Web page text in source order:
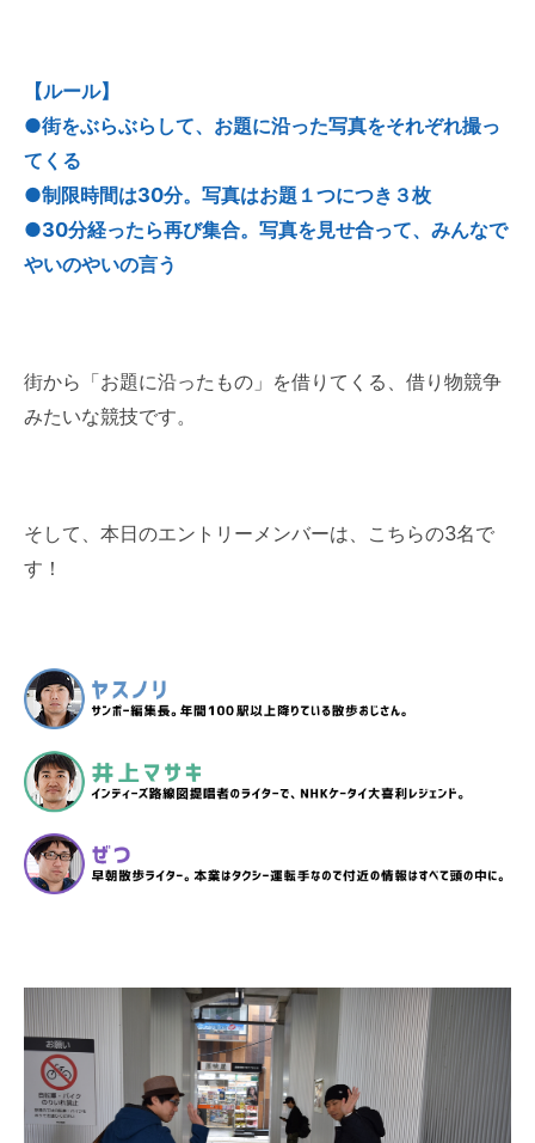
【ルール】
●街をぶらぶらして、お題に沿った写真をそれぞれ撮っ
てくる
●制限時間は30分。写真はお題１つにつき３枚
●30分経ったら再び集合。写真を見せ合って、みんなで
やいのやいの言う
街から「お題に沿ったもの」を借りてくる、借り物競争
みたいな競技です。
そして、本日のエントリーメンバーは、こちらの3名で
す！